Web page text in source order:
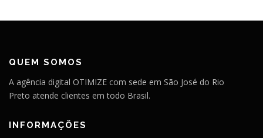
QUEM SOMOS
A agência digital OTIMIZE com sede em São José do Rio
Preto atende clientes em todo Brasil.
INFORMAÇÕES